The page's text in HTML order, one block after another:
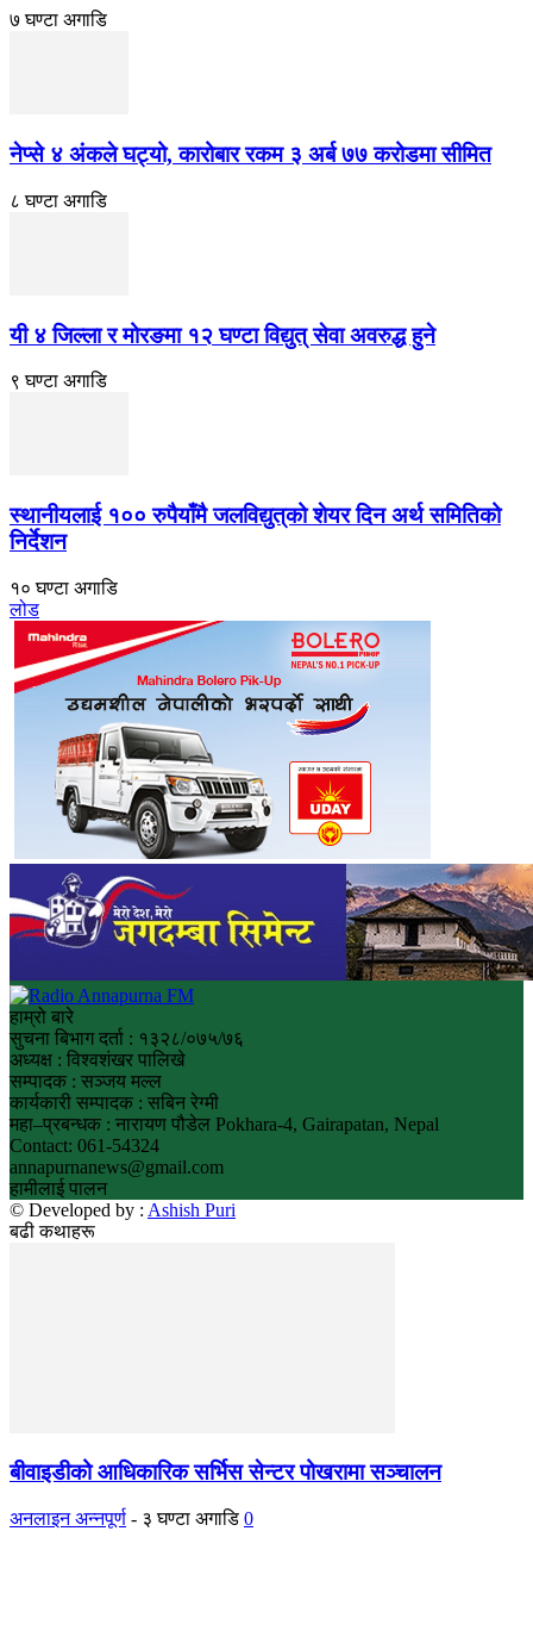
७ घण्टा अगाडि
नेप्से ४ अंकले घट्यो, कारोबार रकम ३ अर्ब ७७ करोडमा सीमित
८ घण्टा अगाडि
यी ४ जिल्ला र मोरङमा १२ घण्टा विद्युत् सेवा अवरुद्ध हुने
९ घण्टा अगाडि
स्थानीयलाई १०० रुपैयाँमै जलविद्युत्‌को शेयर दिन अर्थ समितिको
निर्देशन
१० घण्टा अगाडि
लोड
हाम्रो बारे
सुचना बिभाग दर्ता : १३२८/०७५/७६
अध्यक्ष : विश्वशंखर पालिखे
सम्पादक : सञ्जय मल्ल
कार्यकारी सम्पादक : सबिन रेग्मी
महा–प्रबन्धक : नारायण पौडेल Pokhara-4, Gairapatan, Nepal
Contact: 061-54324
annapurnanews@gmail.com
हामीलाई पालन
© Developed by : Ashish Puri
बढी कथाहरू
बीवाइडीको आधिकारिक सर्भिस सेन्टर पोखरामा सञ्चालन
अनलाइन अन्नपूर्ण - ३ घण्टा अगाडि 0